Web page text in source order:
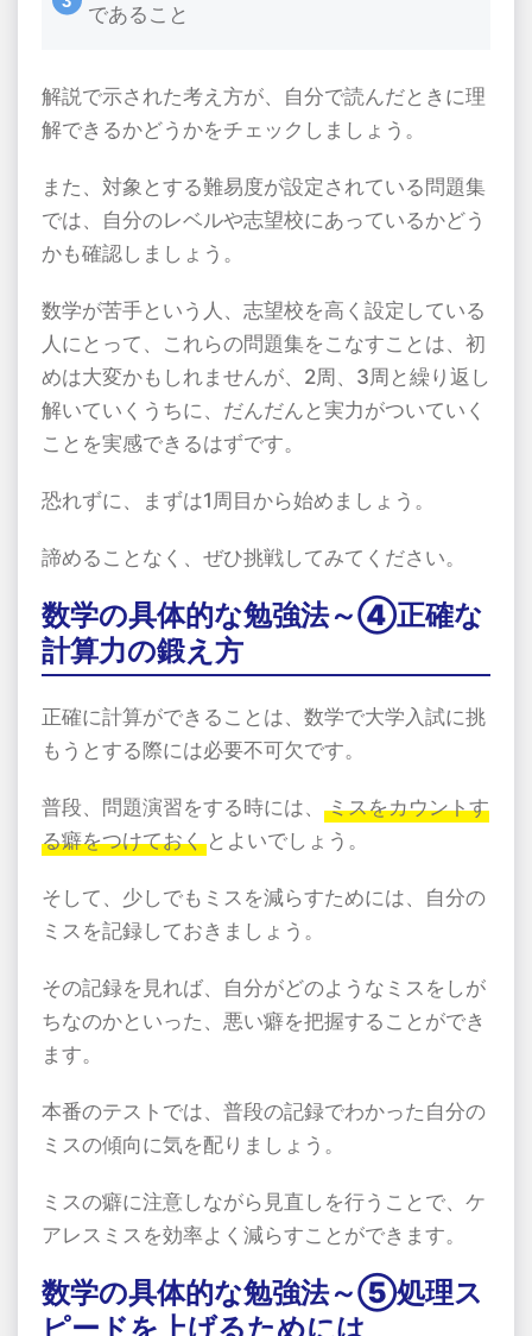
であること
解説で示された考え方が、自分で読んだときに理
解できるかどうかをチェックしましょう。
また、対象とする難易度が設定されている問題集
では、自分のレベルや志望校にあっているかどう
かも確認しましょう。
数学が苦手という人、志望校を高く設定している
人にとって、これらの問題集をこなすことは、初
めは大変かもしれませんが、2周、3周と繰り返し
解いていくうちに、だんだんと実力がついていく
ことを実感できるはずです。
恐れずに、まずは1周目から始めましょう。
諦めることなく、ぜひ挑戦してみてください。
数学の具体的な勉強法～④正確な
計算力の鍛え方
正確に計算ができることは、数学で大学入試に挑
もうとする際には必要不可欠です。
普段、問題演習をする時には、
ミスをカウントす
る癖をつけておく とよいでしょう。
そして、少しでもミスを減らすためには、自分の
ミスを記録しておきましょう。
その記録を見れば、自分がどのようなミスをしが
ちなのかといった、悪い癖を把握することができ
ます。
本番のテストでは、普段の記録でわかった自分の
ミスの傾向に気を配りましょう。
ミスの癖に注意しながら見直しを行うことで、ケ
アレスミスを効率よく減らすことができます。
数学の具体的な勉強法～⑤処理ス
ピードを上げるためには